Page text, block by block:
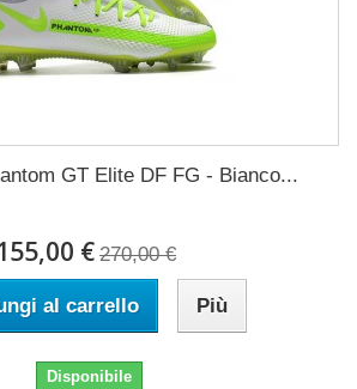
GT Elite DF FG - Bianco...
€ 270,00 €
al carrello Più
Disponibile